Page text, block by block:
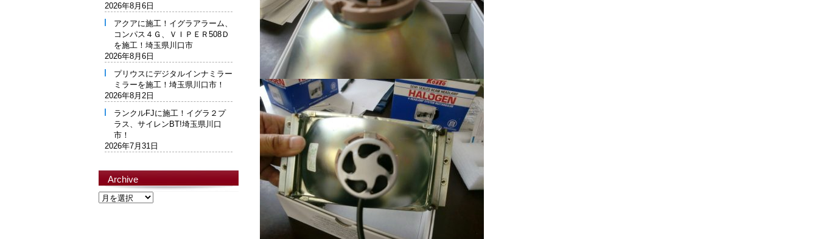
2026年8月6日
アクアに施工！イグラアラーム、
コンパス４Ｇ、ＶＩＰＥＲ508Ｄ
を施工！埼玉県川口市
2026年8月6日
プリウスにデジタルインナミラー
ミラーを施工！埼玉県川口市！
2026年8月2日
ランクルFJに施工！イグラ２プ
ラス、サイレンBT!埼玉県川口
市！
2026年7月31日
Archive
Archive